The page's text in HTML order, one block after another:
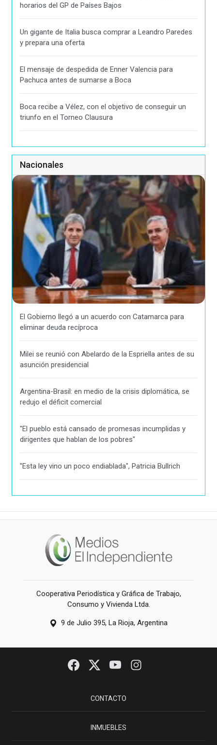
horarios del GP de Países Bajos
Un gigante de Italia busca comprar a Leandro Paredes
y prepara una oferta
El mensaje de despedida de Enner Valencia para
Pachuca antes de sumarse a Boca
Boca recibe a Vélez, con el objetivo de conseguir un
triunfo en el Torneo Clausura
Nacionales
El Gobierno llegó a un acuerdo con Catamarca para
eliminar deuda recíproca
Milei se reunió con Abelardo de la Espriella antes de su
asunción presidencial
Argentina-Brasil: en medio de la crisis diplomática, se
redujo el déficit comercial
"El pueblo está cansado de promesas incumplidas y
dirigentes que hablan de los pobres"
"Esta ley vino un poco endiablada", Patricia Bullrich
Cooperativa Periodística y Gráfica de Trabajo,
Consumo y Vivienda Ltda.
9 de Julio 395, La Rioja, Argentina
CONTACTO
INMUEBLES